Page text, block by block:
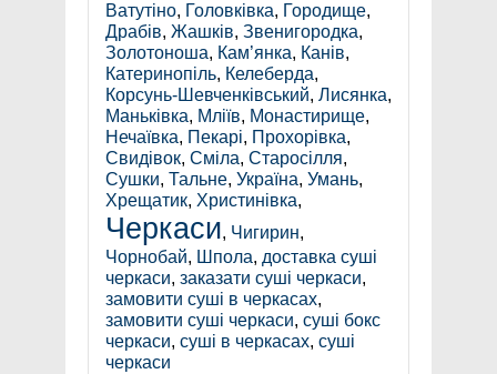
Ватутіно, Головківка, Городище,
Драбів, Жашків, Звенигородка,
Золотоноша, Кам’янка, Канів,
Катеринопіль, Келеберда,
Корсунь-Шевченківський, Лисянка,
Маньківка, Мліїв, Монастирище,
Нечаївка, Пекарі, Прохорівка,
Свидівок, Сміла, Старосілля,
Сушки, Тальне, Україна, Умань,
Хрещатик, Христинівка,
Черкаси, Чигирин,
Чорнобай, Шпола, доставка суші
черкаси, заказати суші черкаси,
замовити суші в черкасах,
замовити суші черкаси, суші бокс
черкаси, суші в черкасах, суші
черкаси